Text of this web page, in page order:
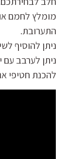
מומלץ לחמם
התערובת.
ניתן להוסיף
ניתן לערבב עם
להכנת חטיפי